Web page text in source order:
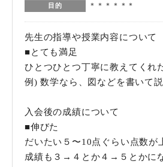
目的 ＊＊＊＊＊＊
先生の指導や授業内容について
■とても満足
ひとつひとつ丁寧に教えてくれ
例) 数学なら、図などを書いて説
入会後の成績について
■伸びた
だいたい５〜10点ぐらい点数が
成績も３→４とか４→５とかに